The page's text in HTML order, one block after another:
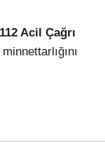
112 Acil Çağrı